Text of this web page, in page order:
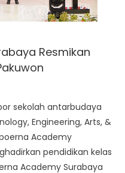
Resmikan
sekolah antarbudaya
Engineering, Arts, &
Academy
pendidikan kelas
Academy Surabaya